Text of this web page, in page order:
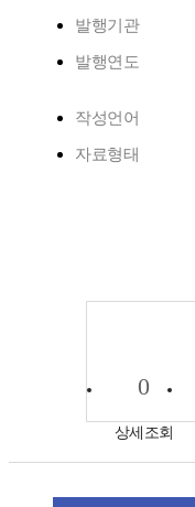
발행기관
발행연도
작성언어
자료형태
0
상세조회